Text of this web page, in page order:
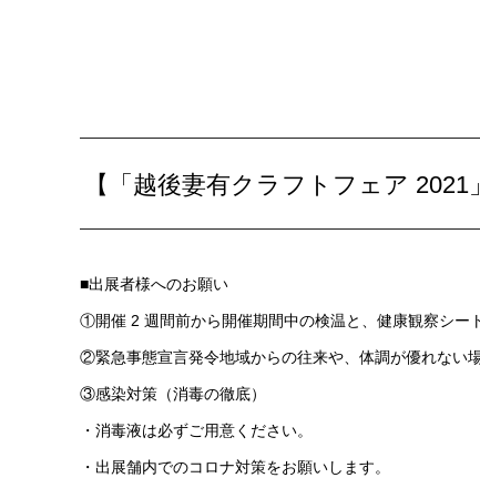
【「越後妻有クラフトフェア
■出展者様へのお願い
①開催 2 週間前から開催期間中の検温と、健康観察シー
②緊急事態宣言発令地域からの往来や、体調が優れない
③感染対策（消毒の徹底）
・消毒液は必ずご用意ください。
・出展舗内でのコロナ対策をお願いします。